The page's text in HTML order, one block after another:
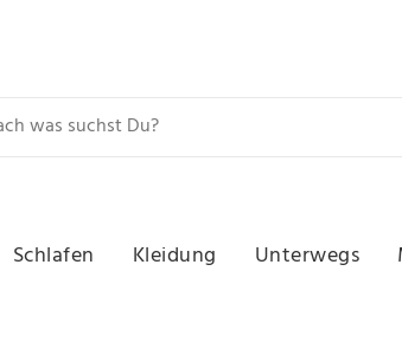
Schlafen Kleidung Unterwegs